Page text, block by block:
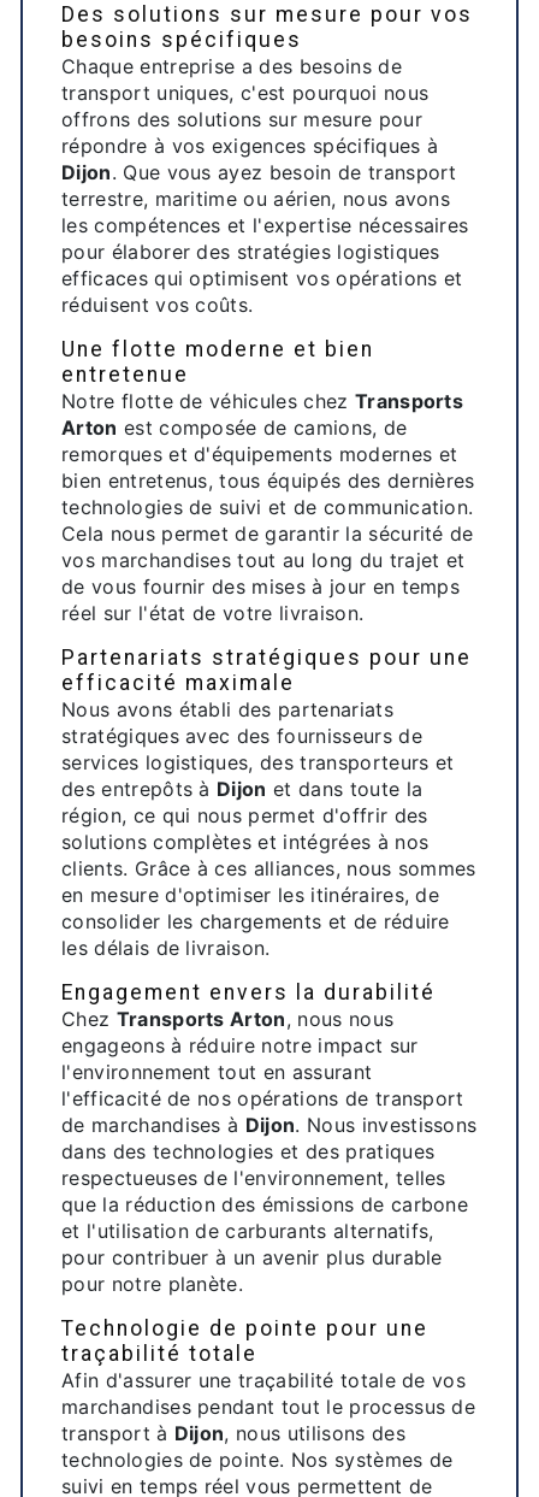
Des solutions sur mesure pour vos
besoins spécifiques
Chaque entreprise a des besoins de
transport uniques, c'est pourquoi nous
offrons des solutions sur mesure pour
répondre à vos exigences spécifiques à
Dijon. Que vous ayez besoin de transport
terrestre, maritime ou aérien, nous avons
les compétences et l'expertise nécessaires
pour élaborer des stratégies logistiques
efficaces qui optimisent vos opérations et
réduisent vos coûts.
Une flotte moderne et bien
entretenue
Notre flotte de véhicules chez Transports
Arton est composée de camions, de
remorques et d'équipements modernes et
bien entretenus, tous équipés des dernières
technologies de suivi et de communication.
Cela nous permet de garantir la sécurité de
vos marchandises tout au long du trajet et
de vous fournir des mises à jour en temps
réel sur l'état de votre livraison.
Partenariats stratégiques pour une
efficacité maximale
Nous avons établi des partenariats
stratégiques avec des fournisseurs de
services logistiques, des transporteurs et
des entrepôts à Dijon et dans toute la
région, ce qui nous permet d'offrir des
solutions complètes et intégrées à nos
clients. Grâce à ces alliances, nous sommes
en mesure d'optimiser les itinéraires, de
consolider les chargements et de réduire
les délais de livraison.
Engagement envers la durabilité
Chez Transports Arton, nous nous
engageons à réduire notre impact sur
l'environnement tout en assurant
l'efficacité de nos opérations de transport
de marchandises à Dijon. Nous investissons
dans des technologies et des pratiques
respectueuses de l'environnement, telles
que la réduction des émissions de carbone
et l'utilisation de carburants alternatifs,
pour contribuer à un avenir plus durable
pour notre planète.
Technologie de pointe pour une
traçabilité totale
Afin d'assurer une traçabilité totale de vos
marchandises pendant tout le processus de
transport à Dijon, nous utilisons des
technologies de pointe. Nos systèmes de
suivi en temps réel vous permettent de